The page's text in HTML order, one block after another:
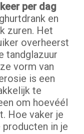
per dag
en
zuren. Het
overheerst
tandglazuur
vorm van
is een
te
om hoevéél
Hoe vaker je
in je